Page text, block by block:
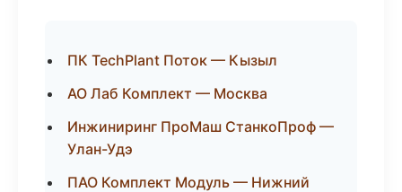
ПК TechPlant Поток — Кызыл
АО Лаб Комплект — Москва
Инжиниринг ПроМаш СтанкоПроф —
Улан-Удэ
ПАО Комплект Модуль — Нижний